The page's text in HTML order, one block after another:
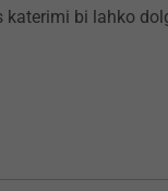
bi lahko